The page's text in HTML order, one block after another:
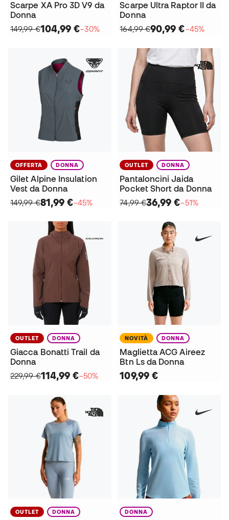
Scarpe XA Pro 3D V9 da
Donna
149,99 €104,99 €−30%
Scarpe Ultra Raptor II da
Donna
164,99 €90,99 €−45%
OFFERTA DONNA
Gilet Alpine Insulation
Vest da Donna
149,99 €81,99 €−45%
OUTLET DONNA
Pantaloncini Jaida
Pocket Short da Donna
74,99 €36,99 €−51%
OUTLET DONNA
Giacca Bonatti Trail da
Donna
229,99 €114,99 €−50%
NOVITÀ DONNA
Maglietta ACG Aireez
Btn Ls da Donna
109,99 €
OUTLET DONNA DONNA